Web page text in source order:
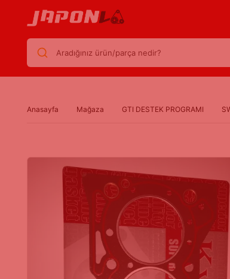
Aradığınız ürün/parça nedir?
Anasayfa Mağaza GTI DESTEK PROGRAMI